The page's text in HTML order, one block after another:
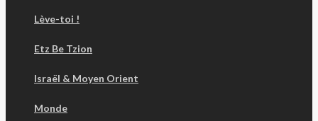
Lève-toi !
Etz Be Tzion
Israël & Moyen Orient
Monde